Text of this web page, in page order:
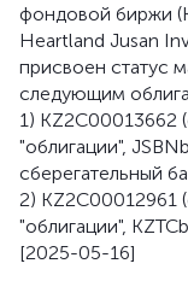
фондовой биржи
Heartland Jusan
присвоен статус
следующим
1) KZ2C00013662
"облигации",
сберегательный
2) KZ2C00012961
"облигации",
[2025-05-16]